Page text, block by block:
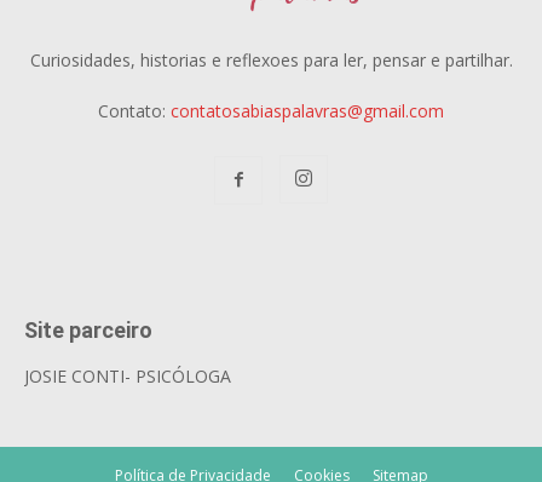
Curiosidades, historias e reflexoes para ler, pensar e partilhar.
Contato: contatosabiaspalavras@gmail.com
Site parceiro
JOSIE CONTI- PSICÓLOGA
Política de Privacidade Cookies Sitemap